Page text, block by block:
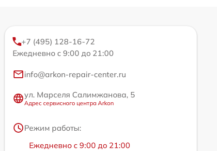
+7 (495) 128-16-72
Ежедневно с 9:00 до 21:00
info@arkon-repair-center.ru
ул. Марселя Салимжанова, 5
Адрес сервисного центра Arkon
Режим работы:
Ежедневно с 9:00 до 21:00